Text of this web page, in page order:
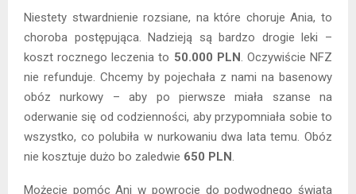
Niestety stwardnienie rozsiane, na które choruje Ania, to
choroba postępująca. Nadzieją są bardzo drogie leki –
koszt rocznego leczenia to 50.000 PLN. Oczywiście NFZ
nie refunduje. Chcemy by pojechała z nami na basenowy
obóz nurkowy – aby po pierwsze miała szanse na
oderwanie się od codzienności, aby przypomniała sobie to
wszystko, co polubiła w nurkowaniu dwa lata temu. Obóz
nie kosztuje dużo bo zaledwie 650 PLN.
Możecie pomóc Ani w powrocie do podwodnego świata